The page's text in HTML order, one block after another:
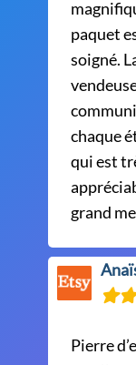
paquet
soigné.
chaque
qui est
grand
Pierre